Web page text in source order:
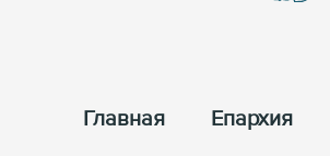
Главная Епархия